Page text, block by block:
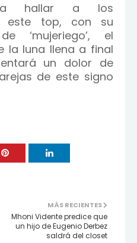
hallar a los
este top, con su
‘mujeriego’, el
la luna llena a final
un dolor de
de este signo
MÁS RECIENTES
Mhoni Vidente predice que
un hijo de Eugenio Derbez
saldrá del closet